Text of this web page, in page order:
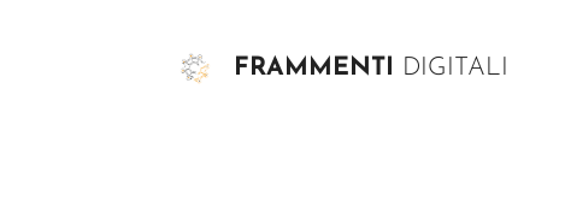
FRAMMENTI DIGITALI